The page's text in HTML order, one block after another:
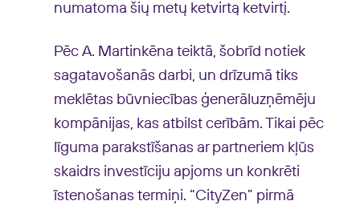
numatoma šių metų ketvirtą ketvirtį.
Pēc A. Martinkēna teiktā, šobrīd notiek
sagatavošanās darbi, un drīzumā tiks
meklētas būvniecības ģenerāluzņēmēju
kompānijas, kas atbilst cerībām. Tikai pēc
līguma parakstīšanas ar partneriem kļūs
skaidrs investīciju apjoms un konkrēti
īstenošanas termiņi. “CityZen” pirmā